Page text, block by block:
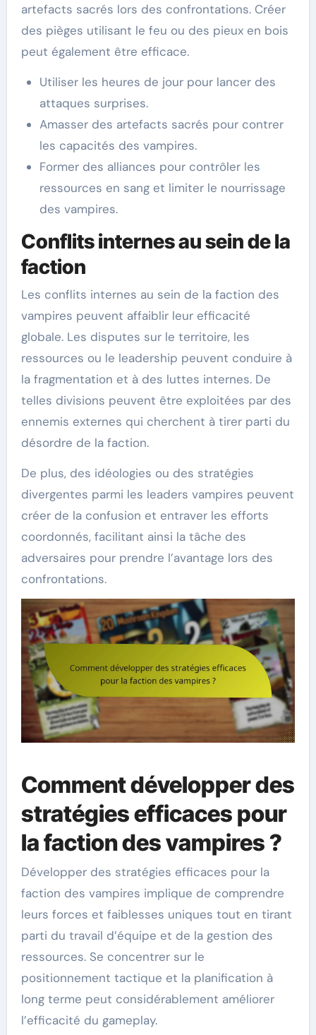
artefacts sacrés lors des confrontations. Créer
des pièges utilisant le feu ou des pieux en bois
peut également être efficace.
Utiliser les heures de jour pour lancer des
attaques surprises.
Amasser des artefacts sacrés pour contrer
les capacités des vampires.
Former des alliances pour contrôler les
ressources en sang et limiter le nourrissage
des vampires.
Conflits internes au sein de la
faction
Les conflits internes au sein de la faction des
vampires peuvent affaiblir leur efficacité
globale. Les disputes sur le territoire, les
ressources ou le leadership peuvent conduire à
la fragmentation et à des luttes internes. De
telles divisions peuvent être exploitées par des
ennemis externes qui cherchent à tirer parti du
désordre de la faction.
De plus, des idéologies ou des stratégies
divergentes parmi les leaders vampires peuvent
créer de la confusion et entraver les efforts
coordonnés, facilitant ainsi la tâche des
adversaires pour prendre l’avantage lors des
confrontations.
Comment développer des
stratégies efficaces pour
la faction des vampires ?
Développer des stratégies efficaces pour la
faction des vampires implique de comprendre
leurs forces et faiblesses uniques tout en tirant
parti du travail d’équipe et de la gestion des
ressources. Se concentrer sur le
positionnement tactique et la planification à
long terme peut considérablement améliorer
l’efficacité du gameplay.